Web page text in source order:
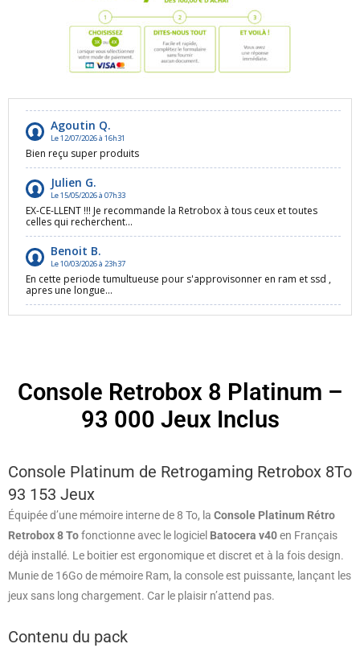
Console Retrobox 8 Platinum –
93 000 Jeux Inclus
Console Platinum de Retrogaming Retrobox 8To
93 153 Jeux
Équipée d’une mémoire interne de 8 To, la Console Platinum Rétro
Retrobox 8 Tofonctionne avec le logiciel Batocera v40en Français
déjà installé. Le boitier est ergonomique et discret et à la fois design.
Munie de 16Go de mémoire Ram, la console est puissante, lançant les
jeux sans long chargement. Car le plaisir n’attend pas.
Contenu du pack